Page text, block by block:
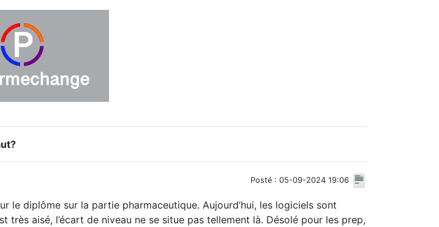
Posté : 05-09-2024 19:06
le diplôme sur la partie pharmaceutique. Aujourd’hui, les logiciels sont
très aisé, l’écart de niveau ne se situe pas tellement là. Désolé pour les prep,